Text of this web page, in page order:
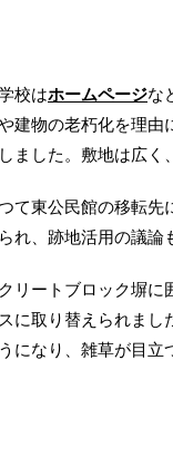
校はホームページな
建物の老朽化を理由
ました。敷地は広く
て東公民館の移転先
れ、跡地活用の議論
リートブロック塀
に取り替えられま
になり、雑草が目立